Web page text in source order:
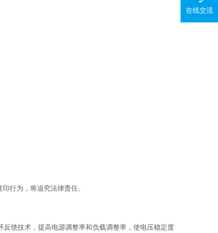
行为，将追究法律责任。
馈技术，提高电源调整率和负载调整率，使电压稳定度
在线交流